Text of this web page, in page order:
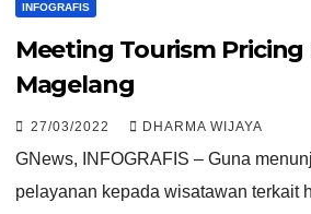
INFOGRAFIS
Meeting Tourism Pricing
Magelang
27/03/2022 DHARMA WIJAYA
GNews, INFOGRAFIS – Guna
pelayanan kepada wisatawan terkait